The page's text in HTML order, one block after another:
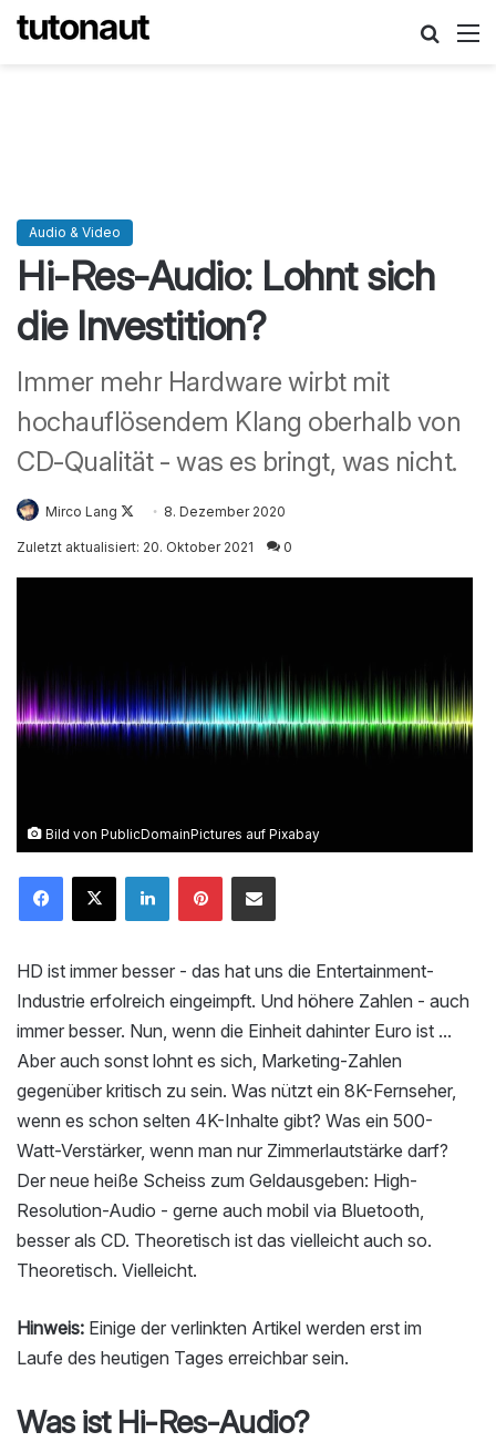
Audio & Video
Hi-Res-Audio: Lohnt sich
die Investition?
Immer mehr Hardware wirbt mit
hochauflösendem Klang oberhalb von
CD-Qualität - was es bringt, was nicht.
Mirco Lang
Follow
on
8. Dezember 2020
Zuletzt aktualisiert: 20. Oktober 2021 0
Bild von PublicDomainPictures auf Pixabay
HD ist immer besser - das hat uns die Entertainment-
Industrie erfolreich eingeimpft. Und höhere Zahlen - auch
immer besser. Nun, wenn die Einheit dahinter Euro ist ...
Aber auch sonst lohnt es sich, Marketing-Zahlen
gegenüber kritisch zu sein. Was nützt ein 8K-Fernseher,
wenn es schon selten 4K-Inhalte gibt? Was ein 500-
Watt-Verstärker, wenn man nur Zimmerlautstärke darf?
Der neue heiße Scheiss zum Geldausgeben: High-
Resolution-Audio - gerne auch mobil via Bluetooth,
besser als CD. Theoretisch ist das vielleicht auch so.
Theoretisch. Vielleicht.
Hinweis: Einige der verlinkten Artikel werden erst im
Laufe des heutigen Tages erreichbar sein.
Was ist Hi-Res-Audio?